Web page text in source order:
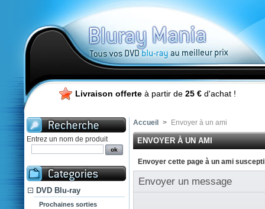
Livraison offerte à partir de 25 € d'achat !
Entrez un nom de produit
DVD Blu-ray
Prochaines sorties
Accueil > Envoyer à un ami
ENVOYER À UN AMI
Envoyer cette page à un ami
Envoyer un message